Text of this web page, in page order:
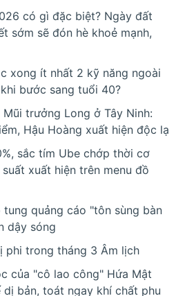
có gì đặc biệt? Ngày đất
sớm sẽ đón hè khoẻ mạnh,
xong ít nhất 2 kỹ năng ngoài
bước sang tuổi 40?
trưởng Long ở Tây Ninh:
Hậu Hoàng xuất hiện độc lạ
sắc tím Ube chớp thời cơ
xuất hiện trên menu đồ
tung quảng cáo "tôn sùng bàn
dậy sóng
phi trong tháng 3 Âm lịch
của "cô lao công" Hứa Mật
bản, toát ngay khí chất phu